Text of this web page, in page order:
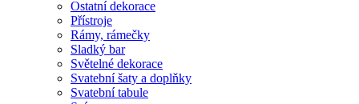
Ostatní dekorace
Přístroje
Rámy, rámečky
Sladký bar
Světelné dekorace
Svatební šaty a doplňky
Svatební tabule